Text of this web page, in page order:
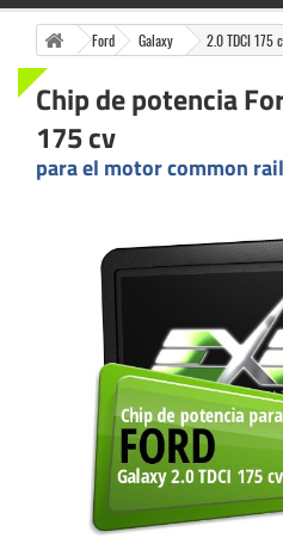
Ford Galaxy 2.0 TDCI 175
Chip de potencia
175 cv
para el motor common rail